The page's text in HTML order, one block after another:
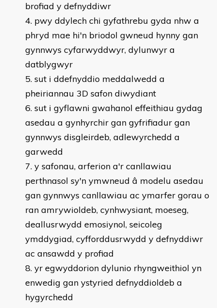
brofiad y defnyddiwr
pwy ddylech chi gyfathrebu gyda nhw a
phryd mae hi'n briodol gwneud hynny gan
gynnwys cyfarwyddwyr, dylunwyr a
datblygwyr
sut i ddefnyddio meddalwedd a
pheiriannau 3D safon diwydiant
sut i gyflawni gwahanol effeithiau gydag
asedau a gynhyrchir gan gyfrifiadur gan
gynnwys disgleirdeb, adlewyrchedd a
garwedd
y safonau, arferion a'r canllawiau
perthnasol sy'n ymwneud â modelu asedau
gan gynnwys canllawiau ac ymarfer gorau o
ran amrywioldeb, cynhwysiant, moeseg,
deallusrwydd emosiynol, seicoleg
ymddygiad, cyfforddusrwydd y defnyddiwr
ac ansawdd y profiad
yr egwyddorion dylunio rhyngweithiol yn
enwedig gan ystyried defnyddioldeb a
hygyrchedd